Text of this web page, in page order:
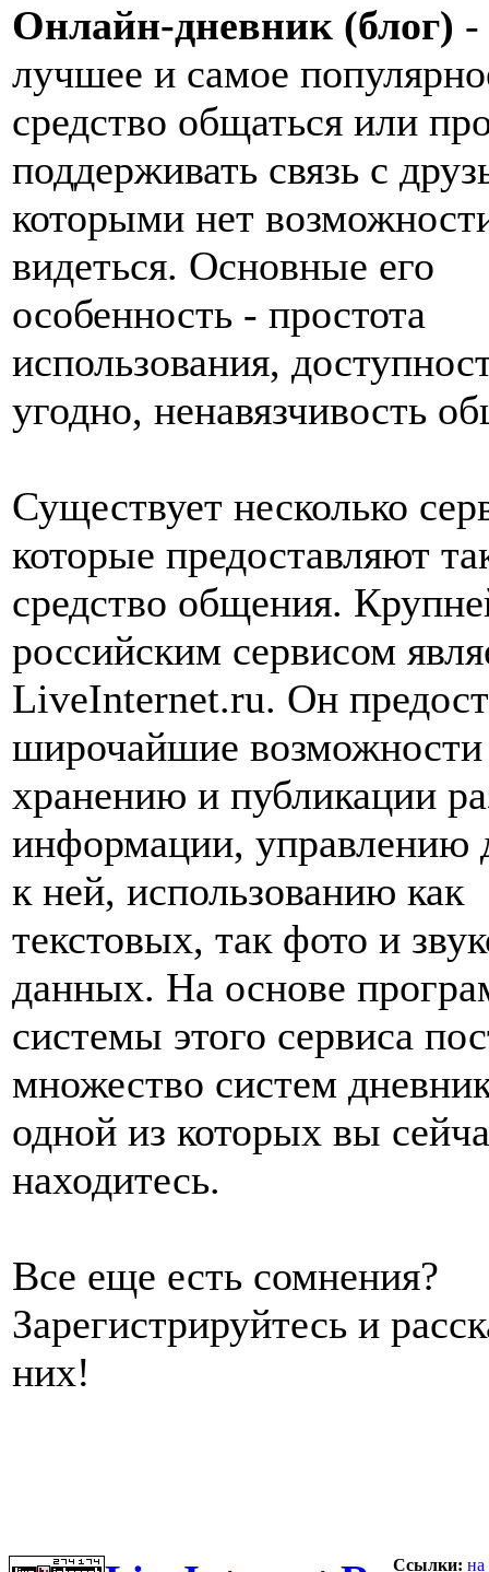
Онлайн-дневник (блог) -
лучшее и самое
средство общаться или
поддерживать связь с
которыми нет
видеться. Основные его
особенность - простота
использования,
угодно, ненавязчивость
Существует несколько
которые предоставляют
средство общения.
российским сервисом
LiveInternet.ru. Он
широчайшие
хранению и публикации
информации, управлению
к ней, использованию как
текстовых, так фото и
данных. На основе
системы этого сервиса
множество систем
одной из которых вы
находитесь.
Все еще есть сомнения?
Зарегистрируйтесь и
них!
Ссылки: на